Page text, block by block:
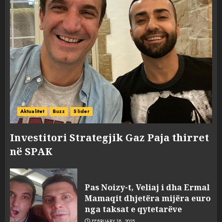
Aktualitet Buzz Slider
Investitori Strategjik Gaz Paja thirret
në SPAK
Pas Noizy-t, Veliaj i dha Ermal
Mamaqit dhjetëra mijëra euro
nga taksat e qytetarëve
3
sulmuan “One Albania”,
ngjarja u fsheh. A u vodhën
serverat?